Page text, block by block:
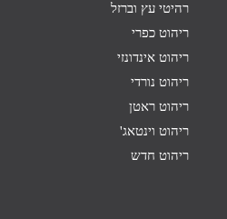
רהיטי עץ וברזל
ריהוט כפרי
ריהוט אינדונזי
ריהוט נורדי
ריהוט ראטן
ריהוט וינטאג'
ריהוט חדש